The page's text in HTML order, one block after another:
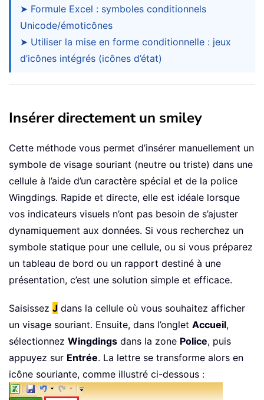
➤ Formule Excel : symboles conditionnels
Unicode/émoticônes
➤ Utiliser la mise en forme conditionnelle : jeux
d’icônes intégrés (icônes d’état)
Insérer directement un smiley
Cette méthode vous permet d’insérer manuellement un
symbole de visage souriant (neutre ou triste) dans une
cellule à l’aide d’un caractère spécial et de la police
Wingdings. Rapide et directe, elle est idéale lorsque
vos indicateurs visuels n’ont pas besoin de s’ajuster
dynamiquement aux données. Si vous recherchez un
symbole statique pour une cellule, ou si vous préparez
un tableau de bord ou un rapport destiné à une
présentation, c’est une solution simple et efficace.
Saisissez J dans la cellule où vous souhaitez afficher
un visage souriant. Ensuite, dans l’onglet Accueil,
sélectionnez Wingdings dans la zone Police, puis
appuyez sur Entrée. La lettre se transforme alors en
icône souriante, comme illustré ci-dessous :